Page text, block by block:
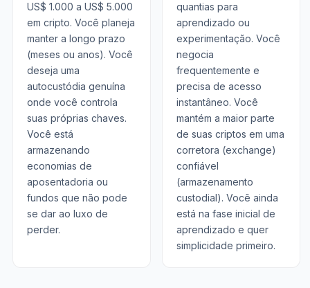
US$ 1.000 a US$ 5.000
em cripto. Você planeja
manter a longo prazo
(meses ou anos). Você
deseja uma
autocustódia genuína
onde você controla
suas próprias chaves.
Você está
armazenando
economias de
aposentadoria ou
fundos que não pode
se dar ao luxo de
perder.
quantias para
aprendizado ou
experimentação. Você
negocia
frequentemente e
precisa de acesso
instantâneo. Você
mantém a maior parte
de suas criptos em uma
corretora (exchange)
confiável
(armazenamento
custodial). Você ainda
está na fase inicial de
aprendizado e quer
simplicidade primeiro.